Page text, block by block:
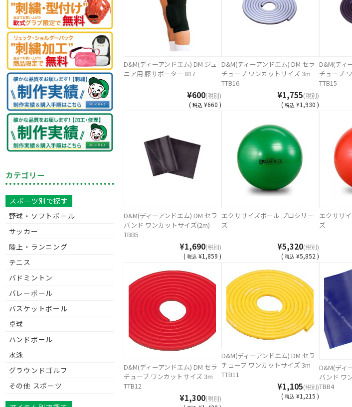
D&M(ディーアンドエム) DM ジュ
ニア用 膝サポーター 817
¥600(税別)
( 税込 ¥660 )
D&M(ディーアンドエム) DM セラ
チューブ ワンカットサイズ 3m
TTB16
¥1,755(税別)
( 税込 ¥1,930 )
D&M(ディ
チューブ
TTB15
D&M(ディーアンドエム) DM セラ
バンド ワンカットサイズ(2m)
TBB5
¥1,690(税別)
( 税込 ¥1,859 )
エクササイズボール プロシリー
ズ
¥5,320(税別)
( 税込 ¥5,852 )
エクササ
ズ
D&M(ディーアンドエム) DM セラ
チューブ ワンカットサイズ 3m
TTB12
¥1,300(税別)
D&M(ディーアンドエム) DM セラ
チューブ ワンカットサイズ 3m
TTB11
¥1,105(税別)
( 税込 ¥1,215 )
D&M(ディ
バンド ワ
TBB4
カテゴリー
スポーツ別で探す
野球・ソフトボール
サッカー
陸上・ランニング
テニス
バドミントン
バレーボール
バスケットボール
卓球
ハンドボール
水泳
グラウンドゴルフ
その他 スポーツ